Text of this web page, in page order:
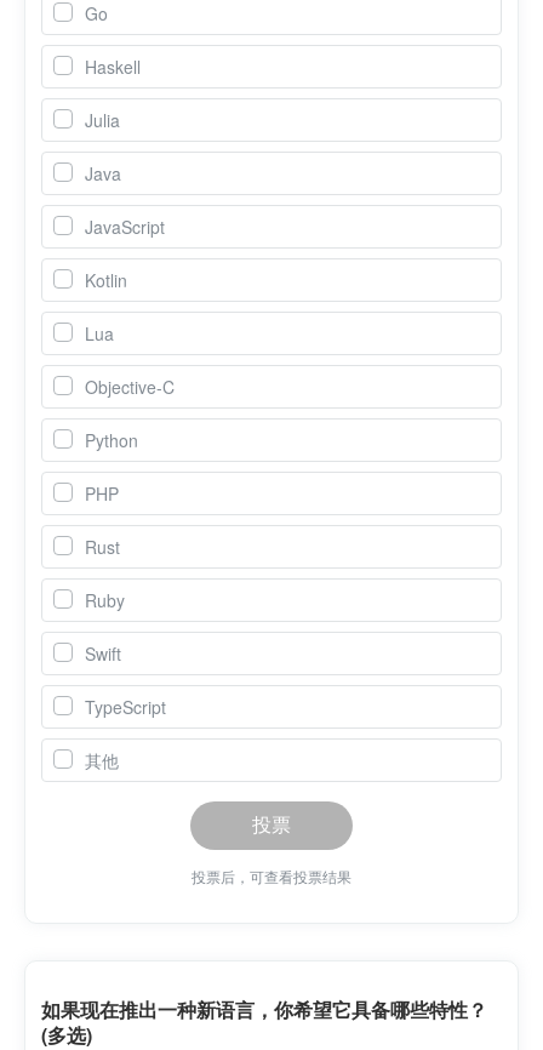
Go
Haskell
Julia
Java
JavaScript
Kotlin
Lua
Objective-C
Python
PHP
Rust
Ruby
Swift
TypeScript
其他
投票
投票后，可查看投票结果
如果现在推出一种新语言，你希望它具备哪些特性？
(多选)